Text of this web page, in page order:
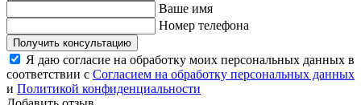
Ваше имя
Номер телефона
Получить консультацию
Я даю согласие на обработку моих персональных данных в
соответствии с Согласием на обработку персональных данных
и Политикой конфиденциальности